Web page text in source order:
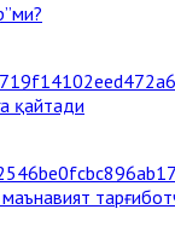
қайтади